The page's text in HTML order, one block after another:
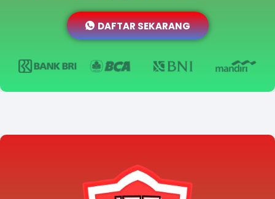
DAFTAR SEKARANG